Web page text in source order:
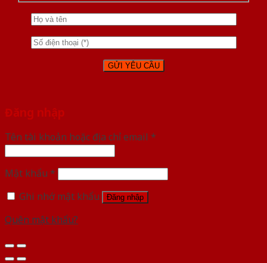
Đăng nhập
Tên tài khoản hoặc địa chỉ email *
Mật khẩu *
Ghi nhớ mật khẩu
Đăng nhập
Quên mật khẩu?